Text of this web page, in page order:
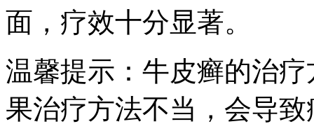
面，疗效十分显著。
温馨提示：牛皮癣的治
果治疗方法不当，会导